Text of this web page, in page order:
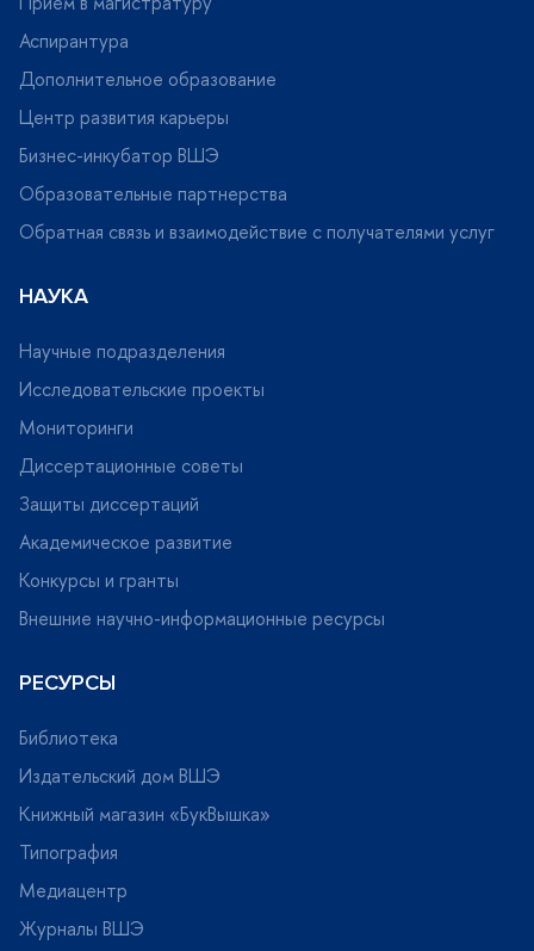
Современное бизнес-образование
Социальная теория
Теория и практика образования
изнеса ВШЭ
Фабрика сло
Хочу в Лицей! Пособия по английскому языку
Хочу в Лицей! Пособия по истории
Хочу в Лицей! Пособия по литературе
Хочу в Лицей! Пособия по математике
Хочу в Лицей! Пособия по русскому языку
Экономическая теория
Аспирантура
Дополнительное образование
Центр развития карьеры
Бизнес-инкубатор ВШЭ
Образовательные партнерства
Обратная связь и взаимодействие с получателями услу
НАУКА
Научные подразделения
Исследовательские проекты
Мониторинги
Диссертационные советы
Защиты диссертаций
Академическое развитие
Конкурсы и гранты
нешние научно-информационные ресурсы
РЕСУРСЫ
Библиотека
Издательский дом ВШЭ
Книжный магазин «БукВышка»
Типография
Медиацентр
Журналы ВШЭ